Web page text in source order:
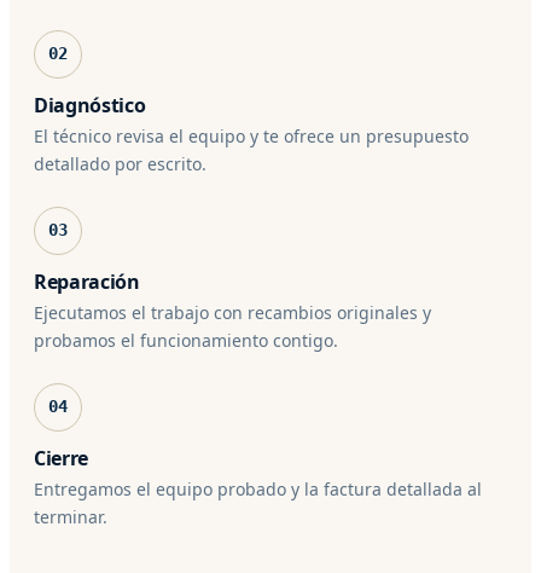
02
Diagnóstico
El técnico revisa el equipo y te ofrece un presupuesto
detallado por escrito.
03
Reparación
Ejecutamos el trabajo con recambios originales y
probamos el funcionamiento contigo.
04
Cierre
Entregamos el equipo probado y la factura detallada al
terminar.